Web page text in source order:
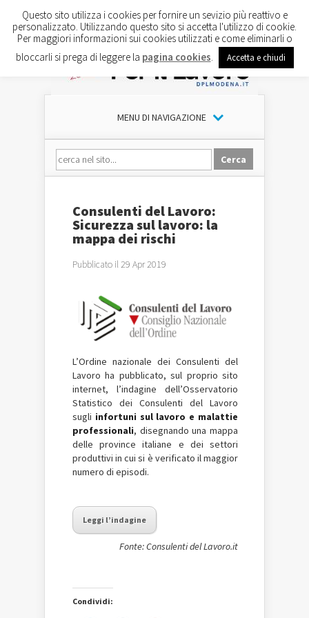
MENU DI NAVIGAZIONE
Consulenti del Lavoro:
Sicurezza sul lavoro: la
mappa dei rischi
Pubblicato il 29 Apr 2019
L’Ordine nazionale dei Consulenti del
Lavoro ha pubblicato, sul proprio sito
internet, l’indagine dell’Osservatorio
Statistico dei Consulenti del Lavoro
sugli infortuni sul lavoro e malattie
professionali, disegnando una mappa
delle province italiane e dei settori
produttivi in cui si è verificato il maggior
numero di episodi.
Leggi l’indagine
Fonte: Consulenti del Lavoro.it
Condividi:
Questo sito utilizza i cookies per fornire un sevizio più reattivo e
personalizzato. Utilizzando questo sito si accetta l'utilizzo di cookie.
Per maggiori informazioni sui cookies utilizzati e come eliminarli o
bloccarli si prega di leggere la pagina cookies Accetta e chiudi